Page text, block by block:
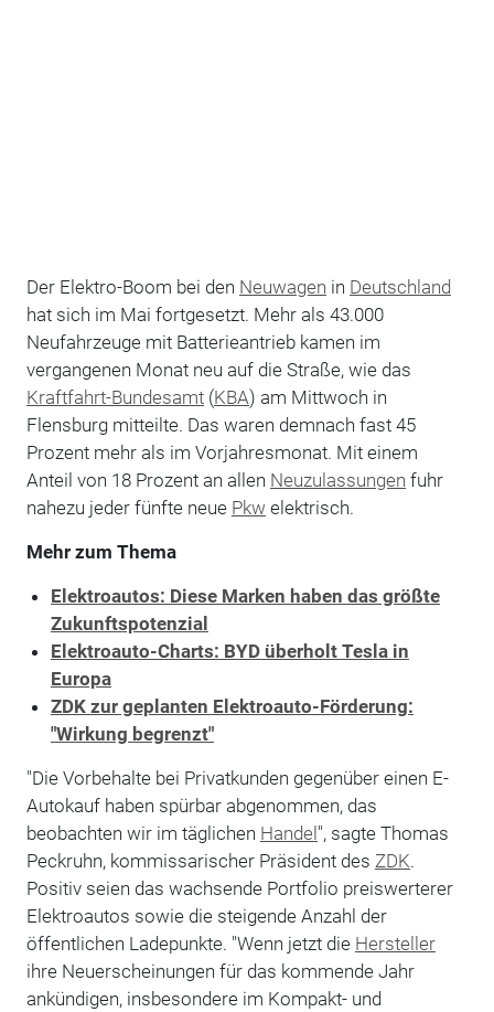
Der Elektro-Boom bei den Neuwagen in Deutschland
hat sich im Mai fortgesetzt. Mehr als 43.000
Neufahrzeuge mit Batterieantrieb kamen im
vergangenen Monat neu auf die Straße, wie das
Kraftfahrt-Bundesamt(KBA) am Mittwoch in
Flensburg mitteilte. Das waren demnach fast 45
Prozent mehr als im Vorjahresmonat. Mit einem
Anteil von 18 Prozent an allen Neuzulassungen fuhr
nahezu jeder fünfte neue Pkw elektrisch.
Mehr zum Thema
Elektroautos: Diese Marken haben das größte
Zukunftspotenzial
Elektroauto-Charts: BYD überholt Tesla in
Europa
ZDK zur geplanten Elektroauto-Förderung:
"Wirkung begrenzt"
"Die Vorbehalte bei Privatkunden gegenüber einen E-
Autokauf haben spürbar abgenommen, das
beobachten wir im täglichen Handel", sagte Thomas
Peckruhn, kommissarischer Präsident des ZDK.
Positiv seien das wachsende Portfolio preiswerterer
Elektroautos sowie die steigende Anzahl der
öffentlichen Ladepunkte. "Wenn jetzt die Hersteller
ihre Neuerscheinungen für das kommende Jahr
ankündigen, insbesondere im Kompakt- und